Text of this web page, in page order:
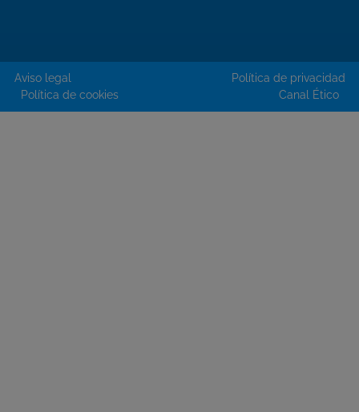
Aviso legal
Política de privacidad
Política de cookies
Canal Ético